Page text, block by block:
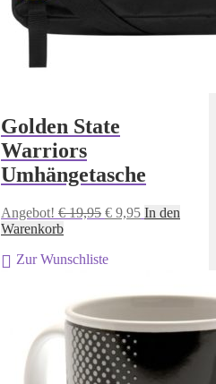
Golden State
Warriors
Umhängetasche
Angebot! €19,95 Ursprünglicher
€ 19,95
€ 9,95Aktueller
In den
Warenkorb
Zur Wunschliste